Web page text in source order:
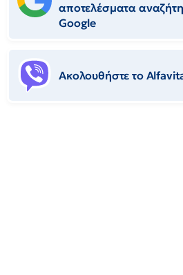
αποτελέσματα
Google
Ακολουθήστε το